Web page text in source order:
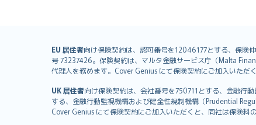
EU 居住者向け保険契約は、認可番号を12046177とする、保険
号 73237426。保険契約は、マルタ金融サービス庁（Malta
代理人を務めます。Cover Genius にて保険契約にご加入いただ
UK 居住者向け保険契約は、会社番号を750711とする、金融行
する、金融行動監視機構および健全性規制機構（Prudential
Cover Genius にて保険契約にご加入いただくと、同社は保険料
English (UK)
English (US)
Deutsch
français
Nederlands